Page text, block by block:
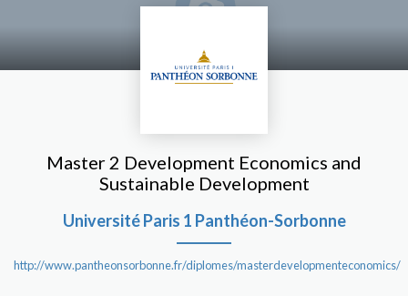
Master 2 Development Economics and
Sustainable Development
Université Paris 1 Panthéon-Sorbonne
http://www.pantheonsorbonne.fr/diplomes/masterdevelopmenteconomics/